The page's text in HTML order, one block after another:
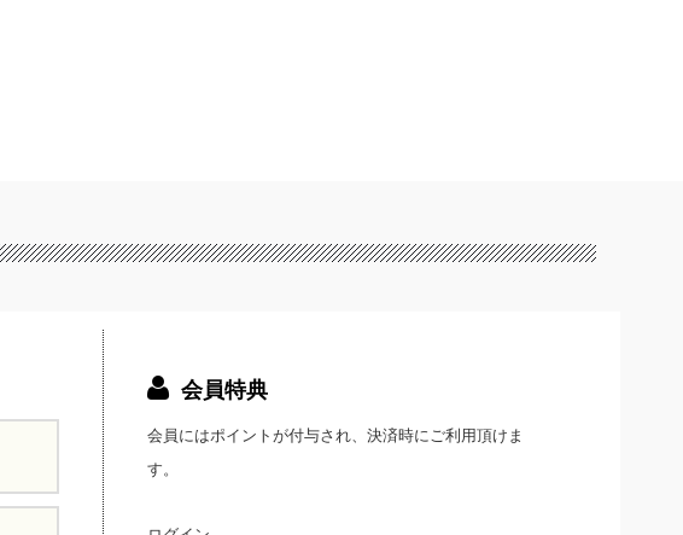
会員特典
会員にはポイントが付与され、決済時にご利用頂けま
す。